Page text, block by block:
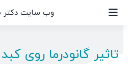
Skip
وب سایت دکتر
تاثیر گانودرما روی کبد